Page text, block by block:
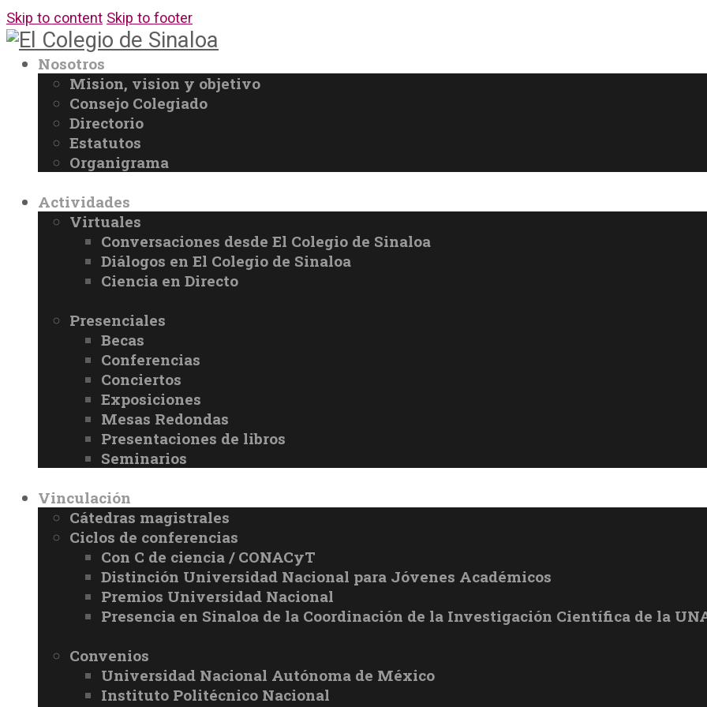
Skip to content Skip to footer
Nosotros
Mision, vision y objetivo
Consejo Colegiado
Directorio
Estatutos
Organigrama
Actividades
Virtuales
Conversaciones desde El Colegio de Sinaloa
Diálogos en El Colegio de Sinaloa
Ciencia en Directo
Presenciales
Becas
Conferencias
Conciertos
Exposiciones
Mesas Redondas
Presentaciones de libros
Seminarios
Vinculación
Cátedras magistrales
Ciclos de conferencias
Con C de ciencia / CONACyT
Distinción Universidad Nacional para Jóvenes Académicos
Premios Universidad Nacional
Presencia en Sinaloa de la Coordinación de la Investigación Científica de la
Convenios
Universidad Nacional Autónoma de México
Instituto Politécnico Nacional